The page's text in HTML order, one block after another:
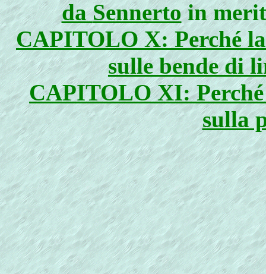
daSennertoin
CAPITOLO X: Perché
sulle bende di
CAPITOLO XI: Perché
sulla